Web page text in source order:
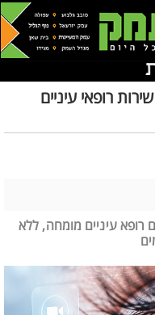
רופאי עיניים
רופא עיניים מומחה, ללא